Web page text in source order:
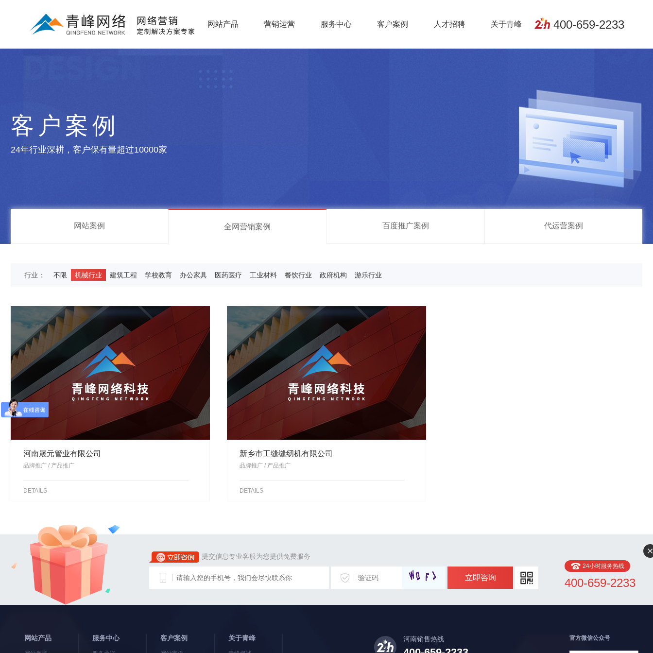
网站产品 营销运营 服务中心 客户案例 人才招聘 关于青峰 400-659-2233
24年行业深耕，客户保有量超过10000家
客户案例
网站案例 全网营销案例 百度推广案例 代运营案例
行业： 不限 机械行业 建筑工程 学校教育 办公家具 医药医疗 工业材料 餐饮行业 政府机构 游乐行业
河南晟元管业有限公司
品牌推广 / 产品推广
DETAILS
新乡市工缝缝纫机有限公司
品牌推广 / 产品推广
DETAILS
提交信息专业客服为您提供免费服务
立即咨询
24小时服务热线
400-659-2233
网站产品 服务中心 客户案例 关于青峰 河南销售热线 官方微信公众号